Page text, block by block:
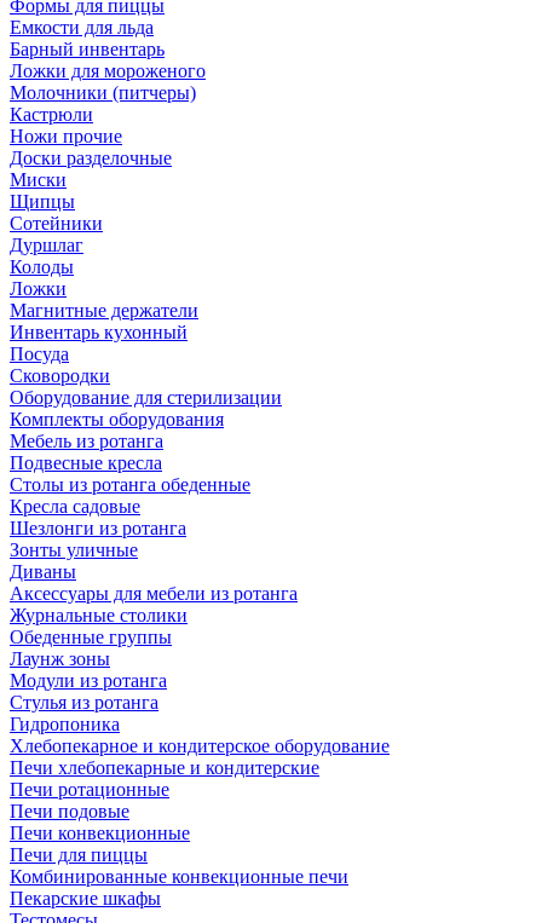
Формы для пиццы
Емкости для льда
Барный инвентарь
Ложки для мороженого
Молочники (питчеры)
Кастрюли
Ножи прочие
Доски разделочные
Миски
Щипцы
Сотейники
Дуршлаг
Колоды
Ложки
Магнитные держатели
Инвентарь кухонный
Посуда
Сковородки
Оборудование для стерилизации
Комплекты оборудования
Мебель из ротанга
Подвесные кресла
Столы из ротанга обеденные
Кресла садовые
Шезлонги из ротанга
Зонты уличные
Диваны
Аксессуары для мебели из ротанга
Журнальные столики
Обеденные группы
Лаунж зоны
Модули из ротанга
Стулья из ротанга
Гидропоника
Хлебопекарное и кондитерское оборудование
Печи хлебопекарные и кондитерские
Печи ротационные
Печи подовые
Печи конвекционные
Печи для пиццы
Комбинированные конвекционные печи
Пекарские шкафы